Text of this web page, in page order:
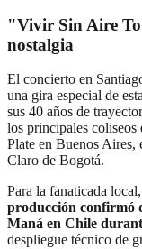
"Vivir Sin Aire
nostalgia
El concierto en
una gira especial de
sus 40 años de
los principales
Plate en Buenos
Claro de Bogotá.
Para la fanaticada
producción confirmó
Maná en Chile
despliegue técnico de